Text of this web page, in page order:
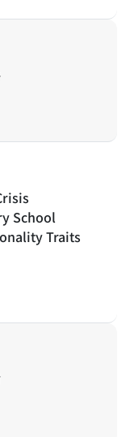
School
Traits